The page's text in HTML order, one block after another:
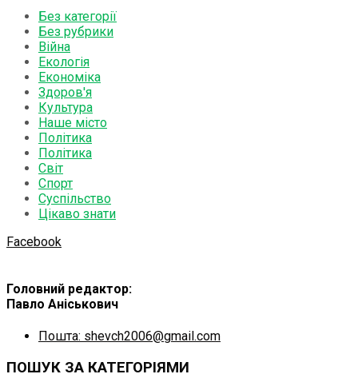
Без категорії
Без рубрики
Війна
Екологія
Економіка
Здоров'я
Культура
Наше місто
Політика
Політика
Світ
Спорт
Суспільство
Цікаво знати
Facebook
Головний редактор:
Павло Аніськович
Пошта: shevch2006@gmail.com
ПОШУК ЗА КАТЕГОРІЯМИ